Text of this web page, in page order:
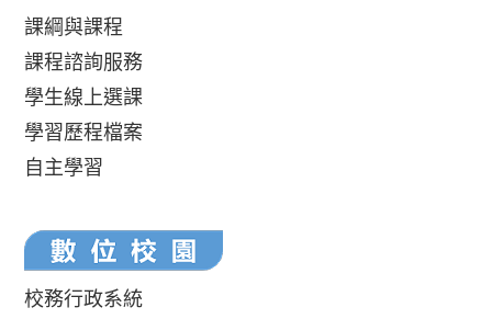
課綱與課程
課程諮詢服務
學生線上選課
學習歷程檔案
自主學習
校務行政系統